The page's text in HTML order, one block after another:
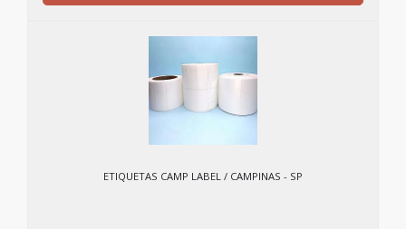
ETIQUETAS CAMP LABEL / CAMPINAS - SP